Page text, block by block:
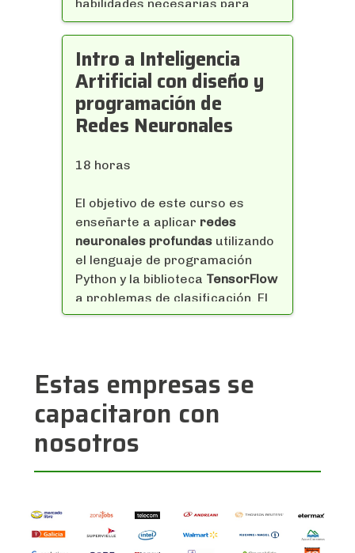
habilidades necesarias para
decidirqué algoritmo conviene
expectativas de que algo
funcione o no al comienzo de un
proyecto?
ejecutivo de Machine Learning es
proporcionará el conocimiento
necesario para lograr tus
objetivos.
Intro a Inteligencia
Artificial con diseño y
programación de
Redes Neuronales
18 horas
El objetivo de este curso es
enseñarte a aplicar redes
neuronales profundas utilizando
el lenguaje de programación
Python y la biblioteca TensorFlow
a problemas de clasificación. El
curso parte de una breve
diseño, entrenamiento y
validación de redes neuronales
Al finalizar el curso habrás
aprendido los conceptos básicos
y reducción dimensional
Principal Component Analysis
Estas empresas se
capacitaron con
nosotros